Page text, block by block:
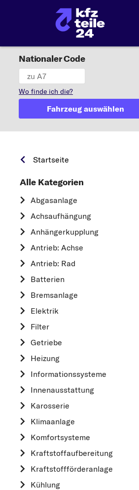
Nationaler Code
Wo finde ich die?
Fahrzeug auswählen
Startseite
Alle Kategorien
Abgasanlage
Achsaufhängung
Anhängerkupplung
Antrieb: Achse
Antrieb: Rad
Batterien
Bremsanlage
Elektrik
Filter
Getriebe
Heizung
Informationssysteme
Innenausstattung
Karosserie
Klimaanlage
Komfortsysteme
Kraftstoff­aufbereitung
Kraftstoff­förderanlage
Kühlung